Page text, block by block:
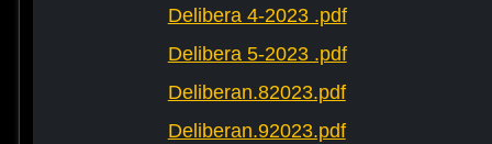
Delibera 4-2023 .pdf
Delibera 5-2023 .pdf
Deliberan.82023.pdf
Deliberan.92023.pdf